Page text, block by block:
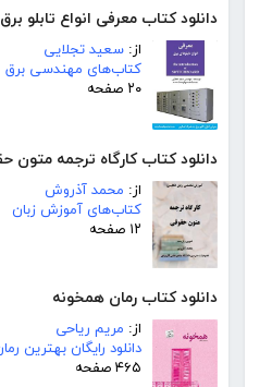
دانلود کتاب معرفی انواع تابلو برق
از: سعید تجلایی
کتاب‌های مهندسی برق
۲۰ صفحه
دانلود کتاب کارگاه ترجمه متون
از: محمد آذروش
کتاب‌های آموزش زبان
۱۲ صفحه
دانلود کتاب رمان همخونه
از: مریم ریاحی
دانلود رایگان بهترین
۴۶۵ صفحه